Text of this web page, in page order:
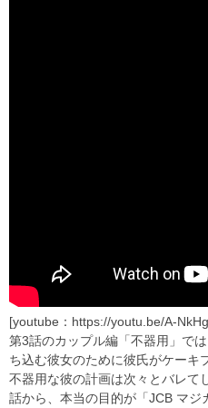
[youtube：https://youtu.be/A-
第3話のカップル編「不器用」で
ち込む彼女のために彼氏がケーキ
不器用な彼の計画は次々とバレて
話から、本当の目的が「JCB マ